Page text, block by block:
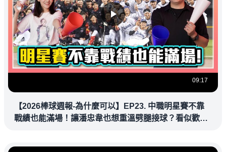
09:17
【2026棒球週報-為什麼可以】EP23. 中職明星賽不靠
戰績也能滿場！讓潘忠韋也想重溫劈腿接球？看似歡樂